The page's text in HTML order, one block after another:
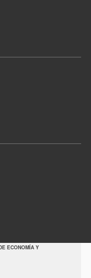
ECONOMÍA Y